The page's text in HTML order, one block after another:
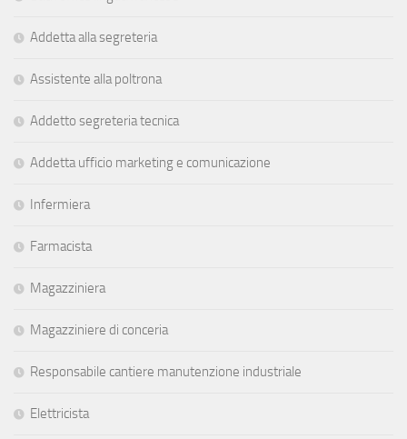
Addetta alla segreteria
Assistente alla poltrona
Addetto segreteria tecnica
Addetta ufficio marketing e comunicazione
Infermiera
Farmacista
Magazziniera
Magazziniere di conceria
Responsabile cantiere manutenzione industriale
Elettricista